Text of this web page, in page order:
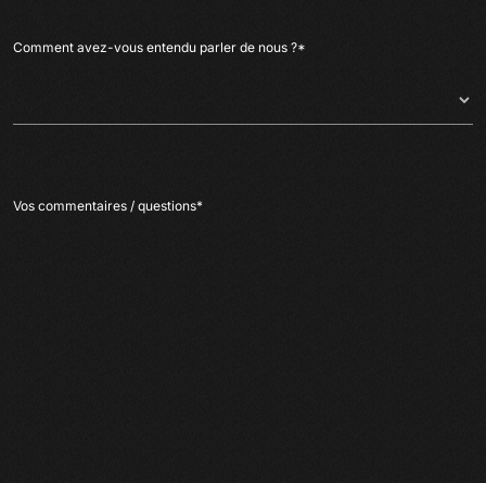
Comment avez-vous entendu parler de nous ?*
Vos commentaires / questions*